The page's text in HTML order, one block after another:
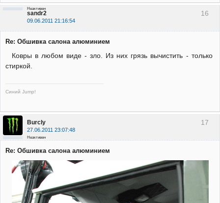
16
sandr2
09.06.2011 21:16:54
Неактивен
Re: Обшивка салона алюминием
Ковры в любом виде - зло. Из них грязь вычистить - только
стиркой.
Синий Jump!
17
Burcly
27.06.2011 23:07:48
Неактивен
Re: Обшивка салона алюминием